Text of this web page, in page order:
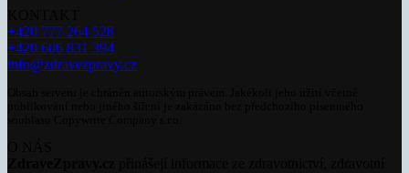
+420 777 264 528
+420 606 831 394
info@zdravezpravy.cz